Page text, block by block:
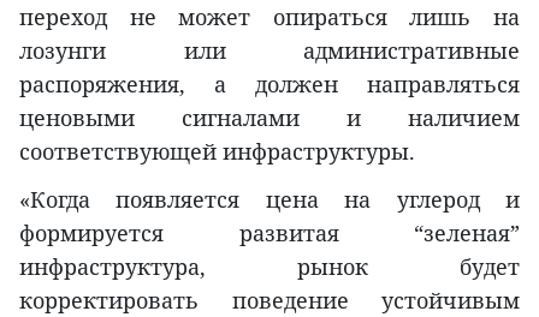
переход не может опираться лишь на
лозунги или административные
распоряжения, а должен направляться
ценовыми сигналами и наличием
соответствующей инфраструктуры.
«Когда появляется цена на углерод и
формируется развитая “зеленая”
инфраструктура, рынок будет
корректировать поведение устойчивым